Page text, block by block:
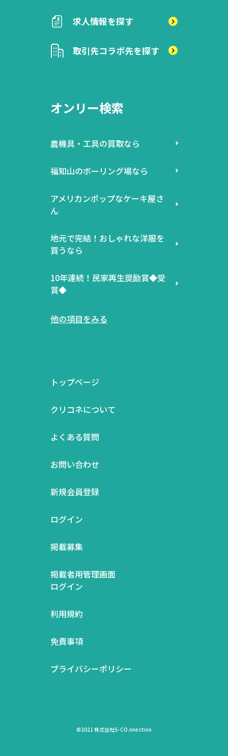
求人情報を探す
取引先コラボ先を探す
オンリー検索
農機具・工具の買取なら
福知山のボーリング場なら
アメリカンポップなケーキ屋さ
ん
地元で完結！おしゃれな洋服を
買うなら
10年連続！民家再生奨励賞◆受
賞◆
他の項目をみる
トップページ
クリコネについて
よくある質問
お問い合わせ
新規会員登録
ログイン
掲載募集
掲載者用管理画面
ログイン
利用規約
免責事項
プライバシーポリシー
©2021 株式会社S-CO.nnection